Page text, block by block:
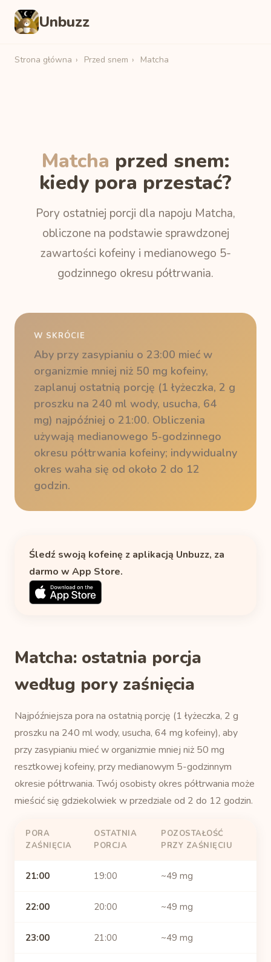
Unbuzz
Strona główna › Przed snem › Matcha
Matcha przed snem:
kiedy pora przestać?
Pory ostatniej porcji dla napoju Matcha,
obliczone na podstawie sprawdzonej
zawartości kofeiny i medianowego 5-
godzinnego okresu półtrwania.
W SKRÓCIE
Aby przy zasypianiu o 23:00 mieć w
organizmie mniej niż 50 mg kofeiny,
zaplanuj ostatnią porcję (1 łyżeczka, 2 g
proszku na 240 ml wody, usucha, 64
mg) najpóźniej o 21:00. Obliczenia
używają medianowego 5-godzinnego
okresu półtrwania kofeiny; indywidualny
okres waha się od około 2 do 12
godzin.
Śledź swoją kofeinę z aplikacją Unbuzz, za
darmo w App Store.
Matcha: ostatnia porcja
według pory zaśnięcia
Najpóźniejsza pora na ostatnią porcję (1 łyżeczka, 2 g
proszku na 240 ml wody, usucha, 64 mg kofeiny), aby
przy zasypianiu mieć w organizmie mniej niż 50 mg
resztkowej kofeiny, przy medianowym 5-godzinnym
okresie półtrwania. Twój osobisty okres półtrwania może
mieścić się gdziekolwiek w przedziale od 2 do 12 godzin.
PORA
ZAŚNIĘCIA
OSTATNIA
PORCJA
POZOSTAŁOŚĆ
PRZY ZAŚNIĘCIU
21:00 19:00 ~49 mg
22:00 20:00 ~49 mg
23:00 21:00 ~49 mg